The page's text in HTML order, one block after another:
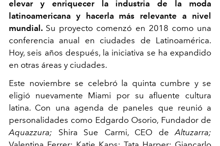
elevar y enriquecer la industria de la moda
latinoamericana y hacerla más relevante a nivel
mundial. Su proyecto comenzó en 2018 como una
conferencia anual en ciudades de Latinoamérica.
Hoy, seis años después, la iniciativa se ha expandido
en otras áreas y ciudades.
Este noviembre se celebró la quinta cumbre y se
eligió nuevamente Miami por su afluente cultura
latina. Con una agenda de paneles que reunió a
personalidades como Edgardo Osorio, Fundador de
Aquazzura; Shira Sue Carmi, CEO de Altuzarra;